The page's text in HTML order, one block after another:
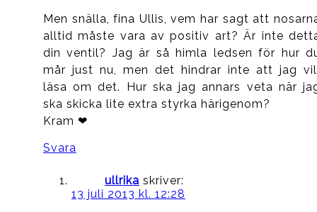
Men snälla, fina Ullis, vem har sagt att
alltid måste vara av positiv art? Är inte
din ventil? Jag är så himla ledsen för hur
mår just nu, men det hindrar inte att jag
läsa om det. Hur ska jag annars veta när
ska skicka lite extra styrka härigenom?
Kram ❤
Svara
ullrika skriver:
13 juli 2013 kl. 12:28